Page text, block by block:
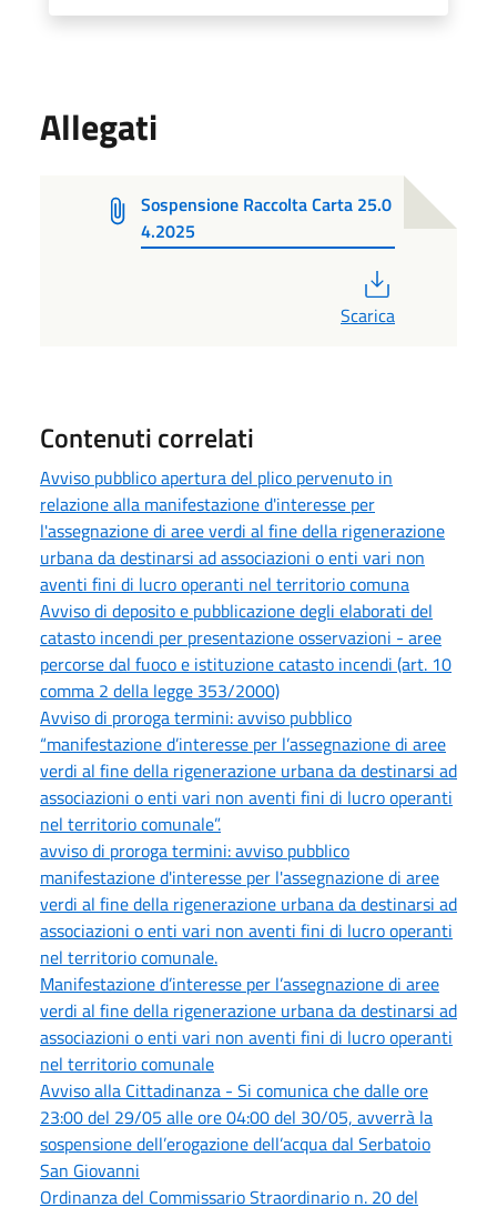
Allegati
Sospensione Raccolta Carta 25.0
4.2025
Scarica
Contenuti correlati
Avviso pubblico apertura del plico pervenuto in
relazione alla manifestazione d'interesse per
l'assegnazione di aree verdi al fine della rigenerazione
urbana da destinarsi ad associazioni o enti vari non
aventi fini di lucro operanti nel territorio comuna
Avviso di deposito e pubblicazione degli elaborati del
catasto incendi per presentazione osservazioni - aree
percorse dal fuoco e istituzione catasto incendi (art. 10
comma 2 della legge 353/2000)
Avviso di proroga termini: avviso pubblico
“manifestazione d’interesse per l’assegnazione di aree
verdi al fine della rigenerazione urbana da destinarsi ad
associazioni o enti vari non aventi fini di lucro operanti
nel territorio comunale”.
avviso di proroga termini: avviso pubblico
manifestazione d'interesse per l'assegnazione di aree
verdi al fine della rigenerazione urbana da destinarsi ad
associazioni o enti vari non aventi fini di lucro operanti
nel territorio comunale.
Manifestazione d’interesse per l’assegnazione di aree
verdi al fine della rigenerazione urbana da destinarsi ad
associazioni o enti vari non aventi fini di lucro operanti
nel territorio comunale
Avviso alla Cittadinanza - Si comunica che dalle ore
23:00 del 29/05 alle ore 04:00 del 30/05, avverrà la
sospensione dell’erogazione dell’acqua dal Serbatoio
San Giovanni
Ordinanza del Commissario Straordinario n. 20 del